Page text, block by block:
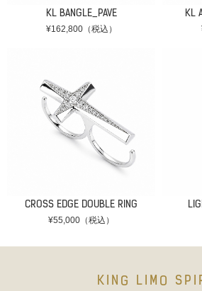
KL BANGLE_PAVE
¥162,800（税込）
KL
CROSS EDGE DOUBLE RING
¥55,000（税込）
KING LIMO